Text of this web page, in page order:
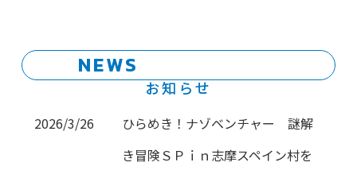
撃
NEWS
お知らせ
2026/3/26
ひらめき！ナゾベンチャー 謎解
き冒険ＳＰｉｎ志摩スペイン村を